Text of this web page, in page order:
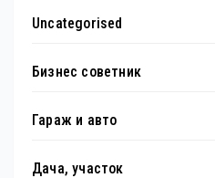
Uncategorised
Бизнес советник
Гараж и авто
Дача, участок